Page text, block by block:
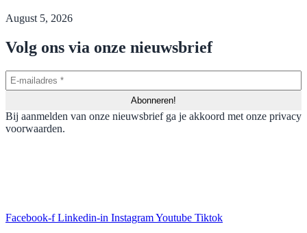
August 5, 2026
Volg ons via onze nieuwsbrief
Bij aanmelden van onze nieuwsbrief ga je akkoord met onze privacy
voorwaarden.
Facebook-f Linkedin-in InstagramYoutube Tiktok